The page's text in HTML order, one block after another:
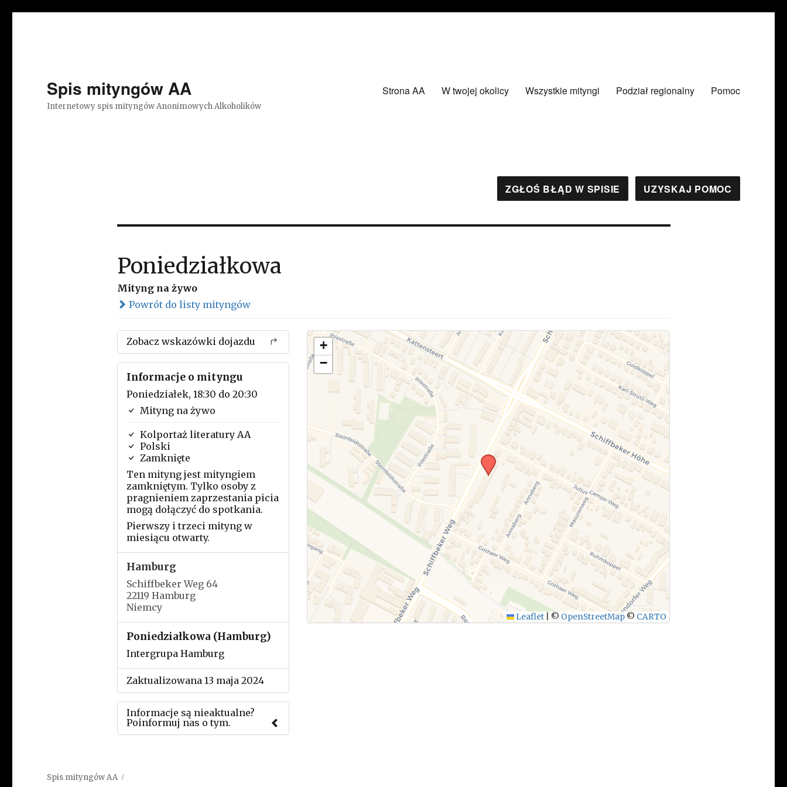
Spis mityngów AA
Internetowy spis mityngów Anonimowych Alkoholików
Strona AA W twojej okolicy Wszystkie mityngi Podział regionalny Pomoc
ZGŁOŚ BŁĄD W SPISIE UZYSKAJ POMOC
Poniedziałkowa
Mityng na żywo
Powrót do listy mityngów
Zobacz wskazówki dojazdu
Informacje o mityngu
Poniedziałek, 18:30 do 20:30
Mityng na żywo
Kolportaż literatury AA
Polski
Zamknięte
Ten mityng jest mityngiem
zamkniętym. Tylko osoby z
pragnieniem zaprzestania picia
mogą dołączyć do spotkania.
Pierwszy i trzeci mityng w
miesiącu otwarty.
Hamburg
Schiffbeker Weg 64
22119 Hamburg
Niemcy
Poniedziałkowa (Hamburg)
Intergrupa Hamburg
Zaktualizowana 13 maja 2024
Informacje są nieaktualne?
Poinformuj nas o tym.
+
−
Leaflet © OpenStreetMap © CARTO
Spis mityngów AA